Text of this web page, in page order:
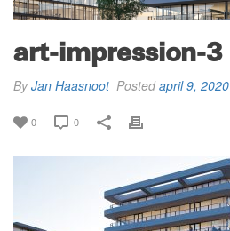
art-impression-3
ByJan Haasnoot Postedapril 9, 2020
0 0